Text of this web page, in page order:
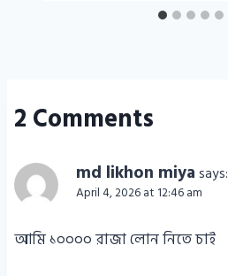
2 Comments
md likhon miya says:
April 4, 2026 at 12:46 am
আমি ১০০০০ রাজা লোন নিতে চাই